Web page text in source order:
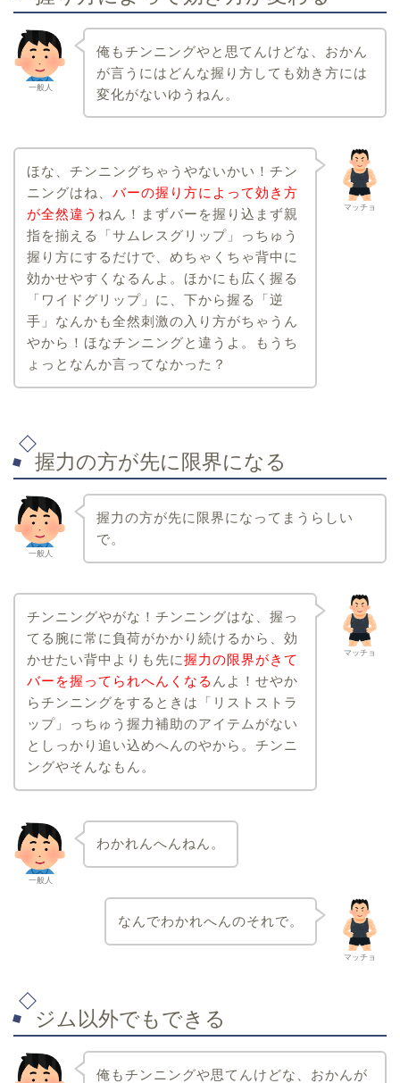
一般人
俺もチンニングやと思てんけどな、おかん
が言うにはどんな握り方しても効き方には
変化がないゆうねん。
マッチョ
ほな、チンニングちゃうやないかい！チン
ニングはね、 バーの握り方によって効き方
が全然違う ねん！まずバーを握り込まず親
指を揃える「サムレスグリップ」っちゅう
握り方にするだけで、めちゃくちゃ背中に
効かせやすくなるんよ。ほかにも広く握る
「ワイドグリップ」に、下から握る「逆
手」なんかも全然刺激の入り方がちゃうん
やから！ほなチンニングと違うよ。もうち
ょっとなんか言ってなかった？
握力の方が先に限界になる
一般人
握力の方が先に限界になってまうらしい
で。
マッチョ
チンニングやがな！チンニングはな、握っ
てる腕に常に負荷がかかり続けるから、効
かせたい背中よりも先に握力の限界がきて
バーを握ってられへんくなる んよ！せやか
らチンニングをするときは「リストストラ
ップ」っちゅう握力補助のアイテムがない
としっかり追い込めへんのやから。チンニ
ングやそんなもん。
一般人
わかれんへんねん。
マッチョ
なんでわかれへんのそれで。
ジム以外でもできる
俺もチンニングや思てんけどな、おかんが